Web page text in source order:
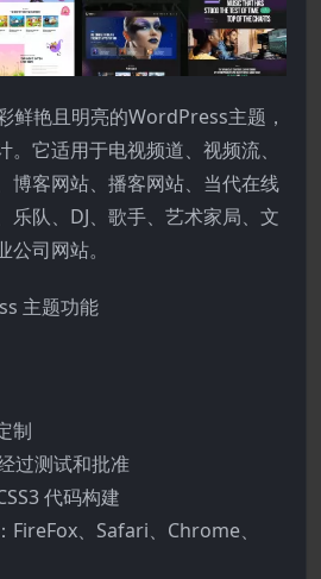
鲜艳且明亮的WordPress主题，
它适用于电视频道、视频流、
博客网站、播客网站、当代在线
乐队、DJ、歌手、艺术家局、文
司网站。
主题功能
制
过测试和批准
代码构建
FireFox、Safari、Chrome、